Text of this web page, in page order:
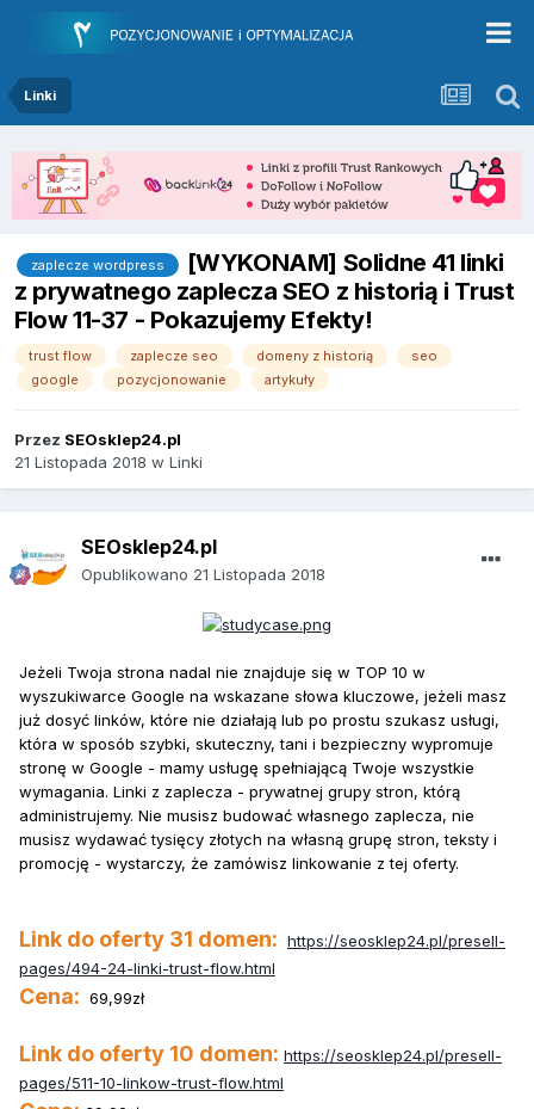
Linki
zaplecze wordpress
[WYKONAM] Solidne 41 linki
z prywatnego zaplecza SEO z historią i Trust
Flow 11-37 - Pokazujemy Efekty!
trust flow zaplecze seo domeny z historią
seo
google
pozycjonowanie artykuły
Przez SEOsklep24.pl
21 Listopada 2018 w Linki
SEOsklep24.pl
Opublikowano 21 Listopada 2018
Jeżeli Twoja strona nadal nie znajduje się w TOP 10 w
wyszukiwarce Google na wskazane słowa kluczowe, jeżeli masz
już dosyć linków, które nie działają lub po prostu szukasz usługi,
która w sposób szybki, skuteczny, tani i bezpieczny wypromuje
stronę w Google - mamy usługę spełniającą Twoje wszystkie
wymagania. Linki z zaplecza - prywatnej grupy stron, którą
administrujemy. Nie musisz budować własnego zaplecza, nie
musisz wydawać tysięcy złotych na własną grupę stron, teksty i
promocję - wystarczy, że zamówisz linkowanie z tej oferty.
Link do oferty 31 domen: https://seosklep24.pl/presell-
pages/494-24-linki-trust-flow.html
Cena: 69,99zł
Link do oferty 10 domen: https://seosklep24.pl/presell-
pages/511-10-linkow-trust-flow.html